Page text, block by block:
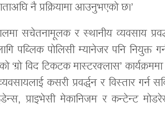
नै प्रक्रियामा आउनुभएको छ।’
सचेतनामूलक र स्थानीय व्यवसाय
पब्लिक पोलिसी म्यानेजर पनि नियुक्त
विद टिकटक मास्टरक्लास’
कसरी प्रवर्द्धन र विस्तार गर्न
प्राइभेसी मेकानिजम र कन्टेन्ट